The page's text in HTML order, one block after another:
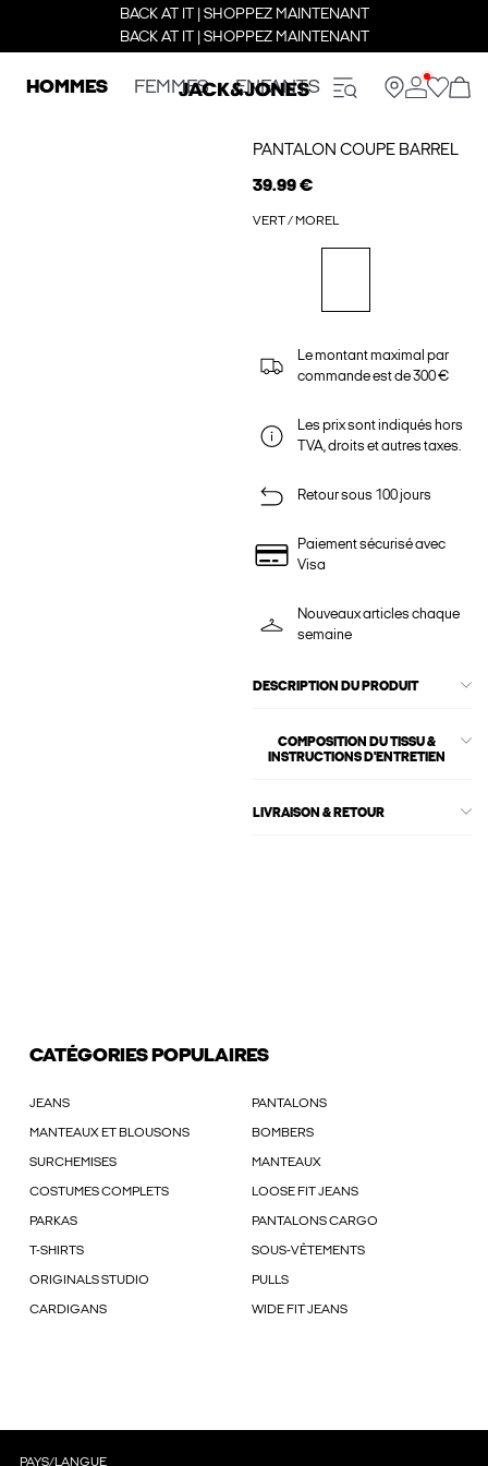
BACK AT IT | SHOPPEZ MAINTENANT
BACK AT IT | SHOPPEZ MAINTENANT
HOMMES FEMMES ENFANTS
PANTALON COUPE BARREL
39.99 €
VERT / MOREL
Le montant maximal par
commande est de 300 €
Les prix sont indiqués hors
TVA, droits et autres taxes.
Retour sous 100 jours
Paiement sécurisé avec
Visa
Nouveaux articles chaque
semaine
DESCRIPTION DU PRODUIT
COMPOSITION DU TISSU &
INSTRUCTIONS D'ENTRETIEN
LIVRAISON & RETOUR
CATÉGORIES POPULAIRES
JEANS PANTALONS
MANTEAUX ET BLOUSONS BOMBERS
SURCHEMISES MANTEAUX
COSTUMES COMPLETS LOOSE FIT JEANS
PARKAS PANTALONS CARGO
T-SHIRTS SOUS-VÊTEMENTS
ORIGINALS STUDIO PULLS
CARDIGANS WIDE FIT JEANS
PAYS/LANGUE